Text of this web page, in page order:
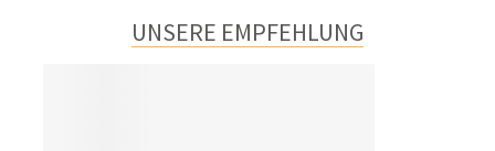
UNSERE EMPFEHLUNG